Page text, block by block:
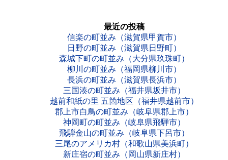
最近の投稿
信楽の町並み（滋賀県甲賀市）
日野の町並み（滋賀県日野町）
森城下町の町並み（大分県玖珠町）
柳川の町並み（福岡県柳川市）
長浜の町並み（滋賀県長浜市）
三国湊の町並み（福井県坂井市）
越前和紙の里 五箇地区（福井県越前市）
郡上市白鳥の町並み（岐阜県郡上市）
神岡町の町並み（岐阜県飛騨市）
飛騨金山の町並み（岐阜県下呂市）
三尾のアメリカ村（和歌山県美浜町）
新庄宿の町並み（岡山県新庄村）